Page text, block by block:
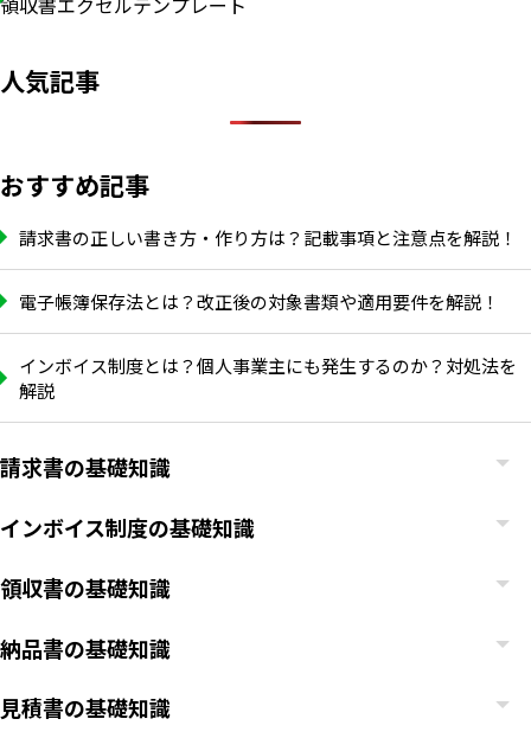
人気記事
おすすめ記事
請求書の正しい書き方・作り方は？記載事項と注意点を解説！
電子帳簿保存法とは？改正後の対象書類や適用要件を解説！
インボイス制度とは？個人事業主にも発生するのか？対処法を
解説
請求書の基礎知識
インボイス制度の基礎知識
領収書の基礎知識
納品書の基礎知識
見積書の基礎知識